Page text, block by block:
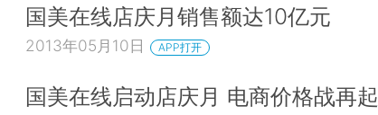
国美在线店庆月销售额达10亿元
2013年05月10日 APP打开
国美在线启动店庆月 电商价格战再起